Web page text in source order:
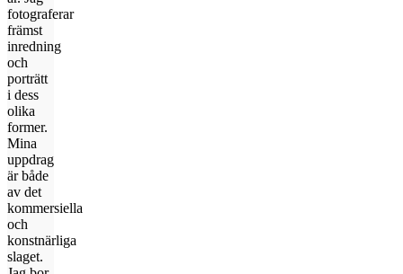
fotograferar
främst
inredning
och
porträtt
i dess
olika
former.
Mina
uppdrag
är både
av det
kommersiella
och
konstnärliga
slaget.